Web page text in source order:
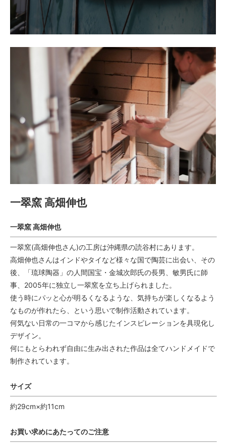
一翠窯 高畑伸也
一翠窯 高畑伸也
一翠窯(高畑伸也さん)の工房は沖縄県の読谷村にあります。
高畑伸也さんはインドやタイなど様々な国で陶芸に出会い、その
後、「琉球陶器」の人間国宝・金城次郎氏の長男、敏男氏に師
事、2005年に独立し一翠窯を立ち上げられました。
使う時にパッと心が明るくなるような、気持ちが楽しくなるよう
なものが作れたら、という思いで制作活動されています。
何気ない日常の一コマから感じたインスピレーションを具現化し
デザイン。
何にもとらわれず自由に生み出された作品は全てハンドメイドで
制作されています。
サイズ
約29cm×約11cm
お買い求めにあたってのご注意